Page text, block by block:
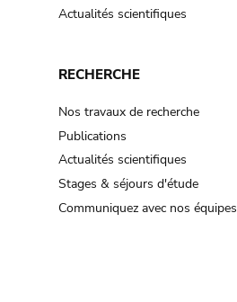
Actualités scientifiques
RECHERCHE
Nos travaux de recherche
Publications
Actualités scientifiques
Stages & séjours d'étude
Communiquez avec nos équipes